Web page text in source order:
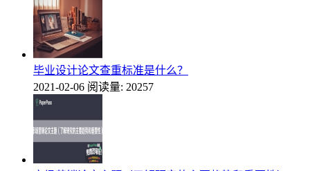
毕业设计论文查重标准是什么？
2021-02-06 阅读量: 20257